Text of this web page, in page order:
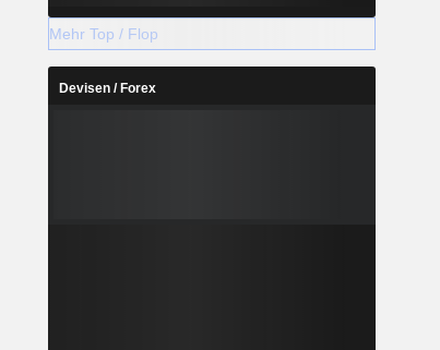
Mehr Top / Flop
Devisen / Forex